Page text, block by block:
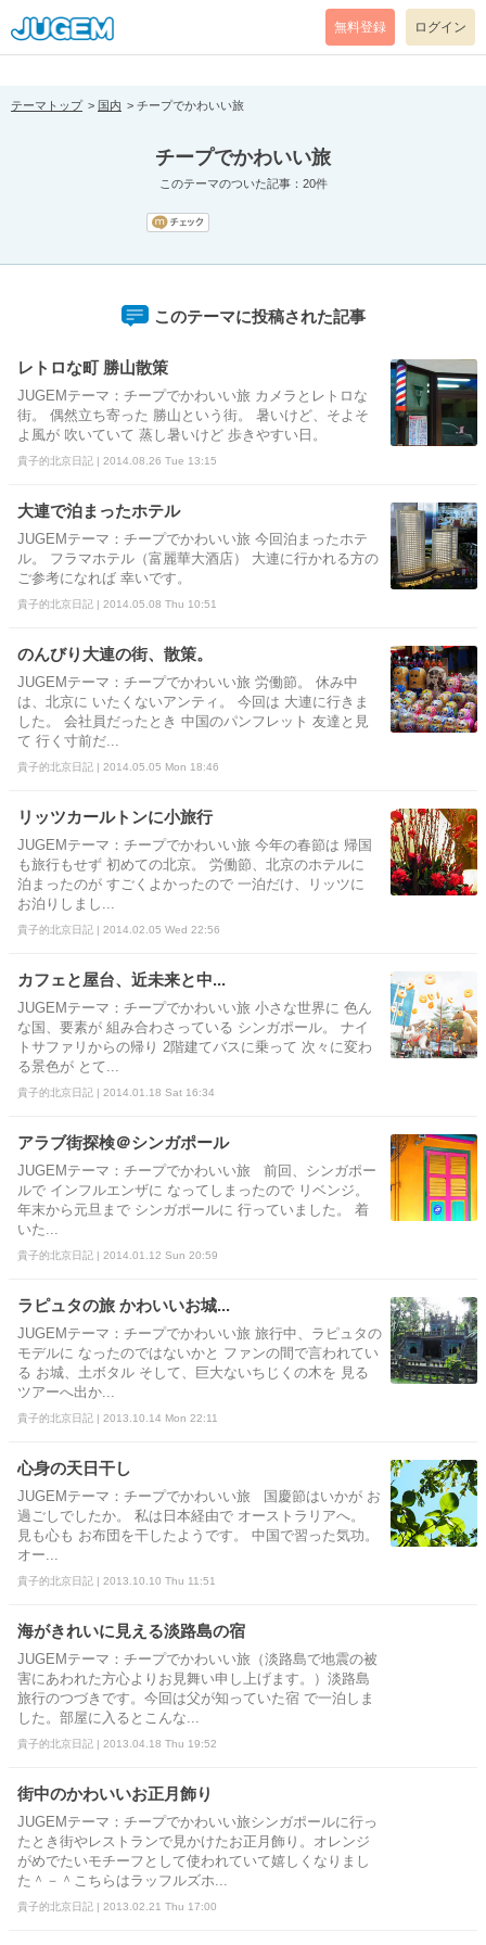
[pear_error: message="Success" code=0 mode=return level=notice
prefix="" info=""]
無料登録 ログイン
テーマトップ 国内 チープでかわいい旅
チープでかわいい旅
このテーマのついた記事：20件
このテーマに投稿された記事
レトロな町 勝山散策
JUGEMテーマ：チープでかわいい旅 カメラとレトロな
街。 偶然立ち寄った 勝山という街。 暑いけど、そよそ
よ風が 吹いていて 蒸し暑いけど 歩きやすい日。
貴子的北京日記 | 2014.08.26 Tue 13:15
大連で泊まったホテル
JUGEMテーマ：チープでかわいい旅 今回泊まったホテ
ル。 フラマホテル（富麗華大酒店） 大連に行かれる方の
ご参考になれば 幸いです。
貴子的北京日記 | 2014.05.08 Thu 10:51
のんびり大連の街、散策。
JUGEMテーマ：チープでかわいい旅 労働節。 休み中
は、北京に いたくないアンティ。 今回は 大連に行きま
した。 会社員だったとき 中国のパンフレット 友達と見
て 行く寸前だ...
貴子的北京日記 | 2014.05.05 Mon 18:46
リッツカールトンに小旅行
JUGEMテーマ：チープでかわいい旅 今年の春節は 帰国
も旅行もせず 初めての北京。 労働節、北京のホテルに
泊まったのが すごくよかったので 一泊だけ、リッツに
お泊りしまし...
貴子的北京日記 | 2014.02.05 Wed 22:56
カフェと屋台、近未来と中...
JUGEMテーマ：チープでかわいい旅 小さな世界に 色ん
な国、要素が 組み合わさっている シンガポール。 ナイ
トサファリからの帰り 2階建てバスに乗って 次々に変わ
る景色が とて...
貴子的北京日記 | 2014.01.18 Sat 16:34
アラブ街探検＠シンガポール
JUGEMテーマ：チープでかわいい旅 前回、シンガポー
ルで インフルエンザに なってしまったので リベンジ。
年末から元旦まで シンガポールに 行っていました。 着
いた...
貴子的北京日記 | 2014.01.12 Sun 20:59
ラピュタの旅 かわいいお城...
JUGEMテーマ：チープでかわいい旅 旅行中、ラピュタの
モデルに なったのではないかと ファンの間で言われてい
る お城、土ボタル そして、巨大ないちじくの木を 見る
ツアーへ出か...
貴子的北京日記 | 2013.10.14 Mon 22:11
心身の天日干し
JUGEMテーマ：チープでかわいい旅 国慶節はいかが お
過ごしでしたか。 私は日本経由で オーストラリアへ。
見も心も お布団を干したようです。 中国で習った気功。
オー...
貴子的北京日記 | 2013.10.10 Thu 11:51
海がきれいに見える淡路島の宿
JUGEMテーマ：チープでかわいい旅（淡路島で地震の被
害にあわれた方心よりお見舞い申し上げます。）淡路島
旅行のつづきです。今回は父が知っていた宿 で一泊しま
した。部屋に入るとこんな...
貴子的北京日記 | 2013.04.18 Thu 19:52
街中のかわいいお正月飾り
JUGEMテーマ：チープでかわいい旅シンガポールに行っ
たとき街やレストランで見かけたお正月飾り。オレンジ
がめでたいモチーフとして使われていて嬉しくなりまし
た＾－＾こちらはラッフルズホ...
貴子的北京日記 | 2013.02.21 Thu 17:00